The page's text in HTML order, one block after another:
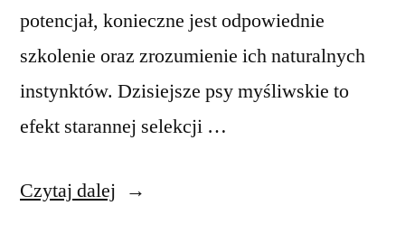
potencjał, konieczne jest odpowiednie
szkolenie oraz zrozumienie ich naturalnych
instynktów. Dzisiejsze psy myśliwskie to
efekt starannej selekcji …
Czytaj dalej „Pies